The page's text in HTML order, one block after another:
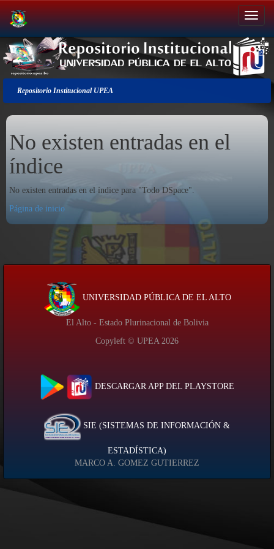
Salir
de
la
navegación
Repositorio Institucional UPEA
No existen entradas en el
índice
No existen entradas en el índice para "Todo DSpace".
Página de inicio
UNIVERSIDAD PÚBLICA DE EL ALTO
El Alto - Estado Plurinacional de Bolivia
Copyleft © UPEA 2026
DESCARGAR APP DEL PLAYSTORE
SIE (SISTEMAS DE INFORMACIÓN &
ESTADÍSTICA)
MARCO A. GOMEZ GUTIERREZ